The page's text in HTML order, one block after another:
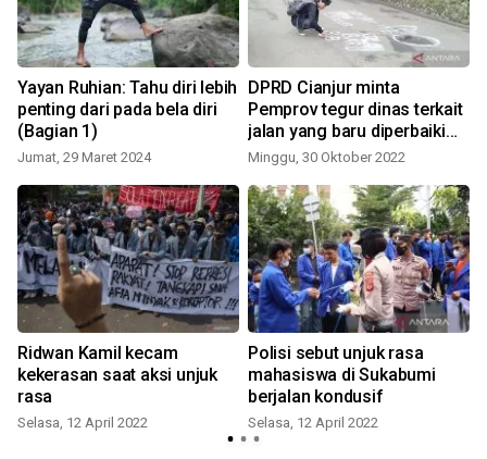
Yayan Ruhian: Tahu diri lebih
penting dari pada bela diri
(Bagian 1)
Jumat, 29 Maret 2024
DPRD Cianjur minta
Pemprov tegur dinas terkait
jalan yang baru diperbaiki
rusak lagi
Minggu, 30 Oktober 2022
Ridwan Kamil kecam
kekerasan saat aksi unjuk
rasa
Selasa, 12 April 2022
Polisi sebut unjuk rasa
mahasiswa di Sukabumi
berjalan kondusif
Selasa, 12 April 2022